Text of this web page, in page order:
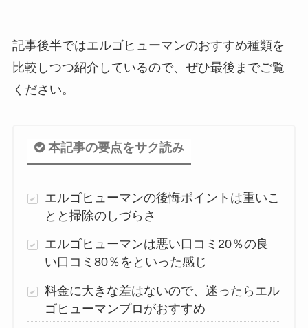
記事後半ではエルゴヒューマンのおすすめ種類を
比較しつつ紹介しているので、ぜひ最後までご覧
ください。
本記事の要点をサク読み
エルゴヒューマンの後悔ポイントは重いこ
とと掃除のしづらさ
エルゴヒューマンは悪い口コミ20％の良
い口コミ80％をといった感じ
料金に大きな差はないので、迷ったらエル
ゴヒューマンプロがおすすめ